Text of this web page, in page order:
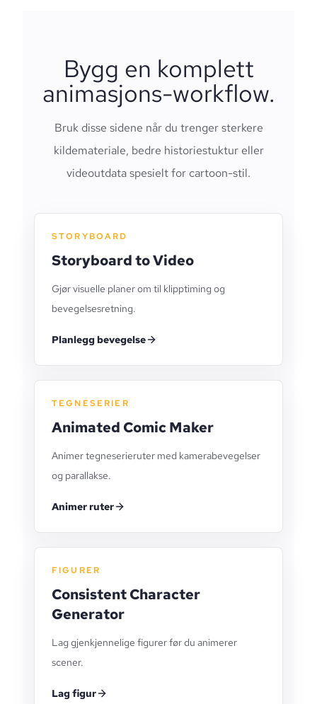
Bygg en komplett
animasjons-workflow.
Bruk disse sidene når du trenger sterkere
kildemateriale, bedre historiestuktur eller
videoutdata spesielt for cartoon-stil.
STORYBOARD
Storyboard to Video
Gjør visuelle planer om til klipptiming og
bevegelsesretning.
Planlegg bevegelse
TEGNESERIER
Animated Comic Maker
Animer tegneserieruter med kamerabevegelser
og parallakse.
Animer ruter
FIGURER
Consistent Character
Generator
Lag gjenkjennelige figurer før du animerer
scener.
Lag figur